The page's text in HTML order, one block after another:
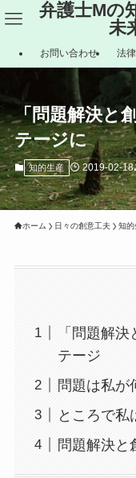
弁護士Mの
未
お問い合わせ 法
「問題解決と
テージに
知的生産 2019-02-18
ホーム 日々の創意工夫 知的
「問題解
テージ
問題は私が
ところで私
問題解決と